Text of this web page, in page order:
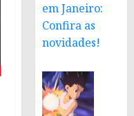
em Janeiro:
Confira as
novidades!